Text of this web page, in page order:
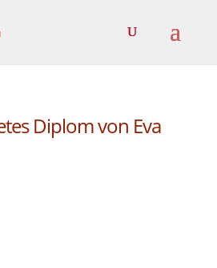
Diplom von Eva